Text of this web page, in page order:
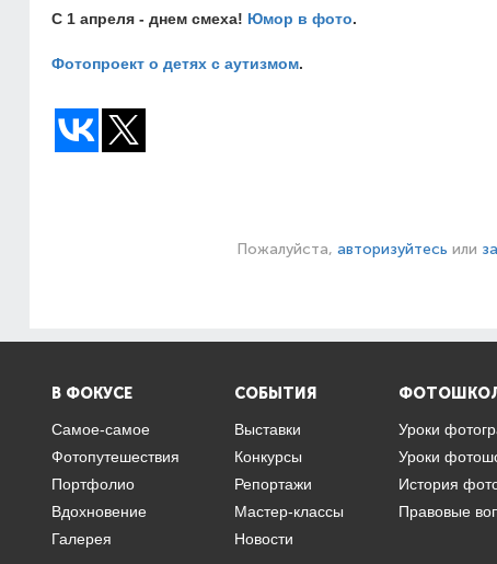
С 1 апреля - днем смеха! Юмор в фото.
Фотопроект о детях с аутизмом.
Пожалуйста, авторизуйтесь или
В ФОКУСЕ
Самое-самое
Фотопутешествия
Портфолио
Вдохновение
Галерея
СОБЫТИЯ
Выставки
Конкурсы
Репортажи
Мастер-классы
Новости
Уроки
Уроки
История
Правовые